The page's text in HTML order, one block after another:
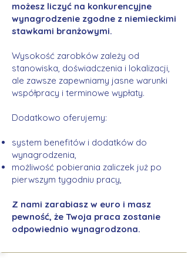
możesz liczyć na konkurencyjne
wynagrodzenie zgodne z niemieckimi
stawkami branżowymi.
Wysokość zarobków zależy od
stanowiska, doświadczenia i lokalizacji,
ale zawsze zapewniamy jasne warunki
współpracy i terminowe wypłaty.
Dodatkowo oferujemy:
system benefitów i dodatków do
wynagrodzenia,
możliwość pobierania zaliczek już po
pierwszym tygodniu pracy,
Z nami zarabiasz w euro i masz
pewność, że Twoja praca zostanie
odpowiednio wynagrodzona.